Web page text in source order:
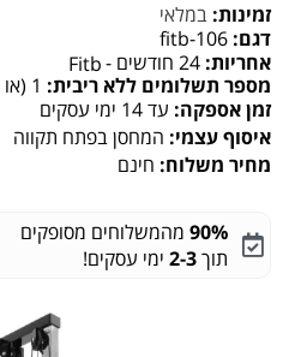
זמינות: במלאי
דגם: fitb-106
אחריות: 24 חודשים -
Fitb
מספר תשלומים ללא ריבית: 1 (או 3 מעל 1,000 ₪)
זמן אספקה: עד 14 ימי עסקים
איסוף עצמי: המחסן בפתח תקווה
מחיר משלוח: חינם
90% מהמשלוחים מסופקים
תוך2-3 ימי עסקים!